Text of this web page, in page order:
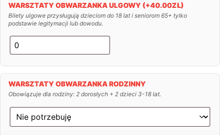
WARSZTATY OBWARZANKA ULGOWY (+40.00ZŁ)
Bilety ulgowe przysługują dzieciom do 18 lat i seniorom 65+ tylko
podstawie legitymacji lub dowodu.
WARSZTATY OBWARZANKA RODZINNY
Obowiązuje dla rodziny: 2 dorosłych + 2 dzieci 3-18 lat.